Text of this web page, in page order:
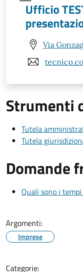
Ufficio
Via
Strumenti
Tutela
Tutela
Domande
Quali sono i
Argomenti:
Imprese
Categorie: